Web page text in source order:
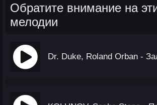
Обратите внимание на
мелодии
Dr. Duke, Roland Orban -